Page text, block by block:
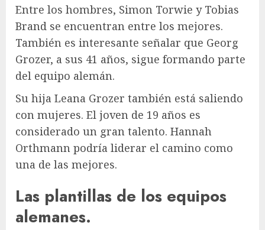
Entre los hombres, Simon Torwie y Tobias
Brand se encuentran entre los mejores.
También es interesante señalar que Georg
Grozer, a sus 41 años, sigue formando parte
del equipo alemán.
Su hija Leana Grozer también está saliendo
con mujeres. El joven de 19 años es
considerado un gran talento. Hannah
Orthmann podría liderar el camino como
una de las mejores.
Las plantillas de los equipos
alemanes.